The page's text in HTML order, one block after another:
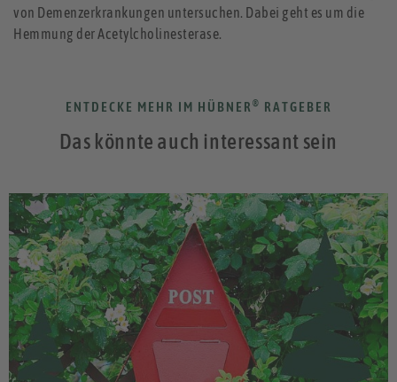
von Demenzerkrankungen untersuchen. Dabei geht es um die
Hemmung der Acetylcholinesterase.
ENTDECKE MEHR IM HÜBNER ® RATGEBER
Das könnte auch interessant sein